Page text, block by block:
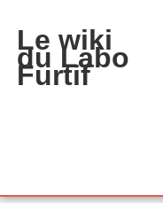
Le wiki
du Labo
Furtif